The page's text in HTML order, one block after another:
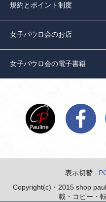
規約とポイント制度
女子パウロ会のお店
女子パウロ会の電子書籍
表示切替 :
Copyright(c)・2015 shop
載・コピー・